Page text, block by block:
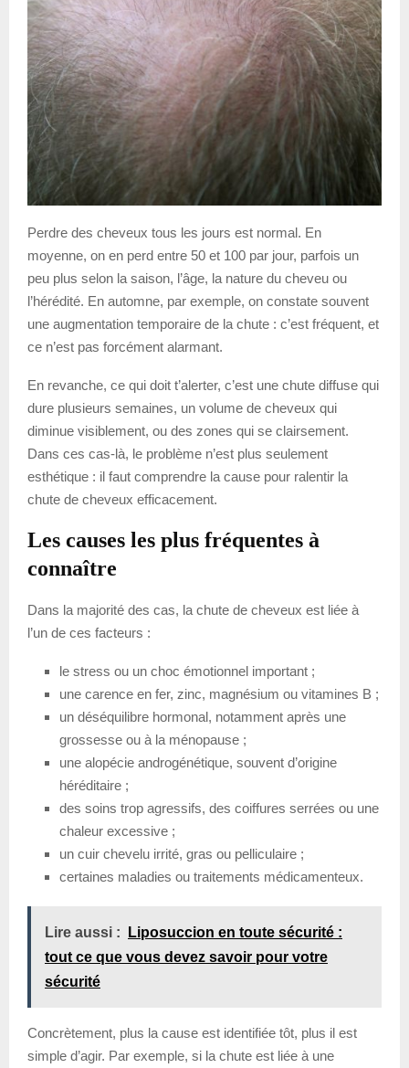
Perdre des cheveux tous les jours est normal. En
moyenne, on en perd entre 50 et 100 par jour, parfois un
peu plus selon la saison, l’âge, la nature du cheveu ou
l’hérédité. En automne, par exemple, on constate souvent
une augmentation temporaire de la chute : c’est fréquent, et
ce n’est pas forcément alarmant.
En revanche, ce qui doit t’alerter, c’est une chute diffuse qui
dure plusieurs semaines, un volume de cheveux qui
diminue visiblement, ou des zones qui se clairsement.
Dans ces cas-là, le problème n’est plus seulement
esthétique : il faut comprendre la cause pour ralentir la
chute de cheveux efficacement.
Les causes les plus fréquentes à
connaître
Dans la majorité des cas, la chute de cheveux est liée à
l’un de ces facteurs :
le stress ou un choc émotionnel important ;
une carence en fer, zinc, magnésium ou vitamines B ;
un déséquilibre hormonal, notamment après une
grossesse ou à la ménopause ;
une alopécie androgénétique, souvent d’origine
héréditaire ;
des soins trop agressifs, des coiffures serrées ou une
chaleur excessive ;
un cuir chevelu irrité, gras ou pelliculaire ;
certaines maladies ou traitements médicamenteux.
Lire aussi :
Liposuccion en toute sécurité :
tout ce que vous devez savoir pour votre
sécurité
Concrètement, plus la cause est identifiée tôt, plus il est
simple d’agir. Par exemple, si la chute est liée à une